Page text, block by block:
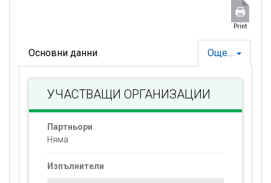
Print
Още...
Основни данни
УЧАСТВАЩИ ОРГАНИЗАЦИИ
Партньори
Няма
Изпълнители